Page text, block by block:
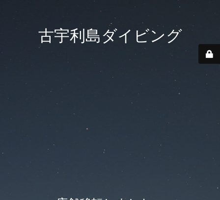
古宇利島ダイビング